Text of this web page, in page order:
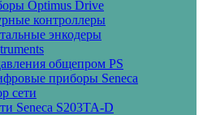
Optimus Drive
контроллеры
энкодеры
общепром PS
приборы Seneca
сети
Seneca S203TA-D